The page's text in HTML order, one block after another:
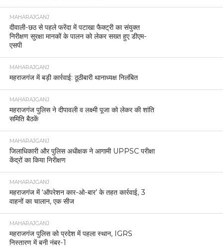
MAHARAJGANJ
दीवाली-छठ से पहले फरेंदा में पटाखा फैक्ट्री का संयुक्त
निरीक्षण सुरक्षा मानकों के पालन को लेकर सख्त हुए डीएम-
एसपी
MAHARAJGANJ
महराजगंज में बड़ी कार्रवाई: ठूठीबारी थानाध्यक्ष निलंबित
MAHARAJGANJ
महराजगंज पुलिस ने दीपावली व लक्ष्मी पूजा को लेकर की शांति
समिति बैठकें
MAHARAJGANJ
जिलाधिकारी और पुलिस अधीक्षक ने आगामी UPPSC परीक्षा
केंद्रों का किया निरीक्षण
MAHARAJGANJ
महराजगंज में ‘ऑपरेशन कार-ओ-बार’ के तहत कार्रवाई, 3
वाहनों का चालान, एक सीज
MAHARAJGANJ
महराजगंज पुलिस को प्रदेश में पहला स्थान, IGRS
निस्तारण में बनी नंबर-1